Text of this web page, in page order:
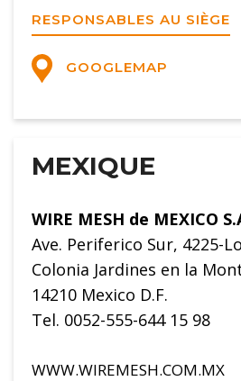
RESPONSABLES AU SIÈGE
GOOGLEMAP
MEXIQUE
WIRE MESH de MEXICO
Ave. Periferico Sur, 4225-
Colonia Jardines en la
14210 Mexico D.F.
Tel. 0052-555-644 15 98
WWW.WIREMESH.COM.MX